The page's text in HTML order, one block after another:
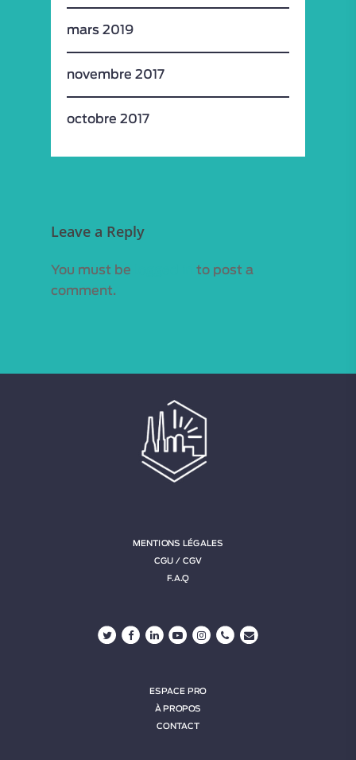
mars 2019
novembre 2017
octobre 2017
Leave a Reply
You must be
to post a
comment.
MENTIONS LÉGALES
CGU / CGV
F.A.Q
ESPACE PRO
À PROPOS
CONTACT